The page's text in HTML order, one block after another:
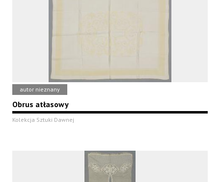
autor nieznany
Obrus atłasowy
Kolekcja Sztuki Dawnej